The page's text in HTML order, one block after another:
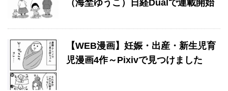
（海埜ゆうこ）日経Dualで連載開始
【WEB漫画】妊娠・出産・新生児育
児漫画4作～Pixivで見つけました